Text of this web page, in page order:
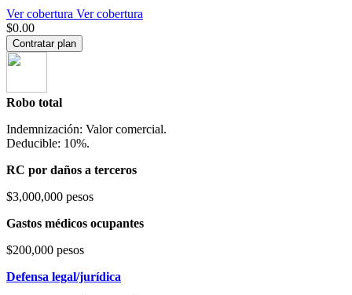
Ver cobertura Ver cobertura
$0.00
Contratar plan
Robo total
Indemnización: Valor comercial.
Deducible: 10%.
RC por daños a terceros
$3,000,000 pesos
Gastos médicos ocupantes
$200,000 pesos
Defensa legal/jurídica